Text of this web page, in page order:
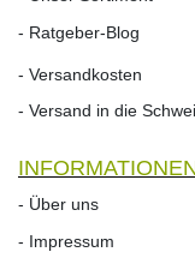
- Ratgeber-Blog
- Versandkosten
- Versand in die
- Über uns
- Impressum